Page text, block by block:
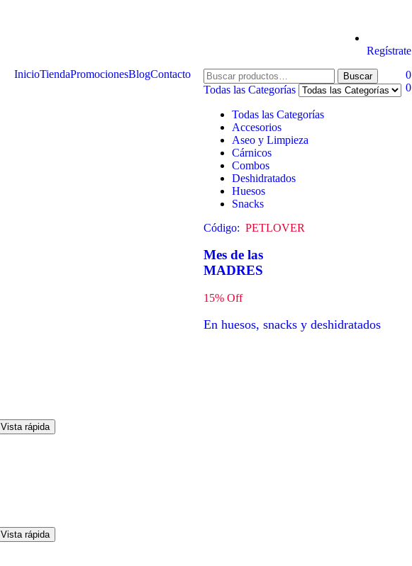
Regístrate
InicioTiendaPromocionesBlogContacto Buscar
Todas las Categorías
Todas las Categorías
Accesorios
Aseo y Limpieza
Cárnicos
Combos
Deshidratados
Huesos
Snacks
0
0
Código: PETLOVER
Mes de las
MADRES
15% Off
En huesos, snacks y deshidratados
Vista rápida
Vista rápida